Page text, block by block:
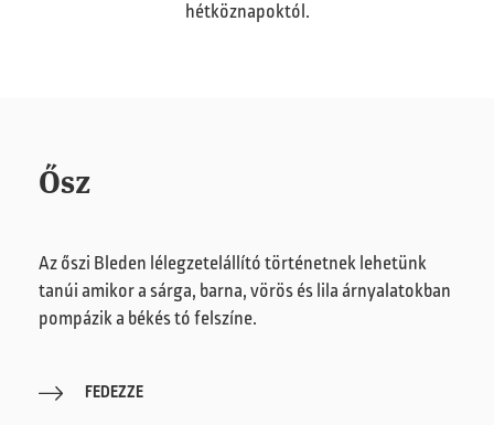
hétköznapoktól.
Ősz
Az őszi Bleden lélegzetelállító történetnek lehetünk
tanúi amikor a sárga, barna, vörös és lila árnyalatokban
pompázik a békés tó felszíne.
FEDEZZE